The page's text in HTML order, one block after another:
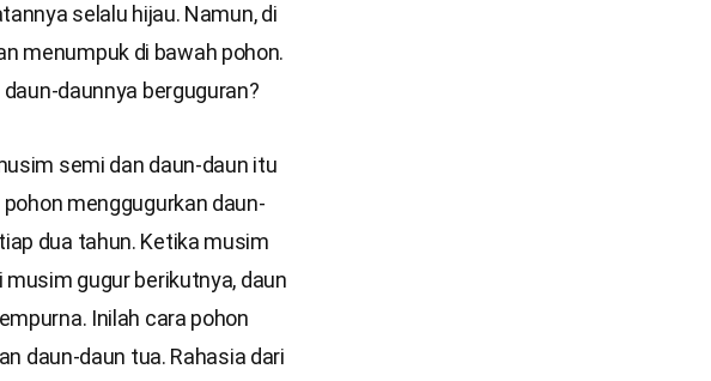
selalu hijau. Namun, di
menumpuk di bawah pohon.
daunnya berguguran?
semi dan daun-daun itu
menggugurkan daun-
dua tahun. Ketika musim
gugur berikutnya, daun
Inilah cara pohon
daun-daun tua. Rahasia dari